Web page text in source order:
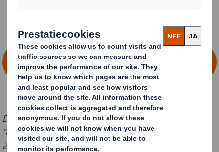
NEEM CONTACT OP VOOR MEER
INFORMATIE
Dit interview is eerder verschenen in de bijlage
"Circulaire Economie" bij Dagblad Trouw in februari
2021